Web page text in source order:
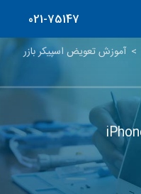
021-75147
> آموزش تعویض اسپیکر بازر